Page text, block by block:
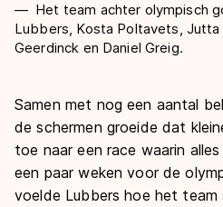
Het team achter olympisch
Lubbers, Kosta Poltavets, Jutta
Geerdinck en Daniel Greig.
Samen met nog een aantal
de schermen groeide dat
toe naar een race waarin
een paar weken voor de
voelde Lubbers hoe het